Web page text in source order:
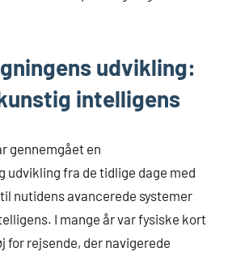
udvikling:
intelligens
gennemgået en
fra de tidlige dage med
nutidens avancerede systemer
I mange år var fysiske kort
rejsende, der navigerede